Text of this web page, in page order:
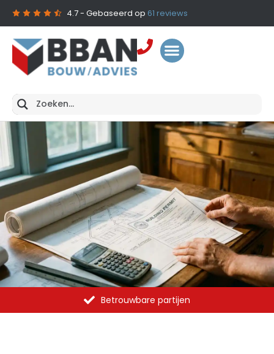
4.7- Gebaseerd op 61 reviews
Al meer dan 1375 opdrachten uitgevoerd